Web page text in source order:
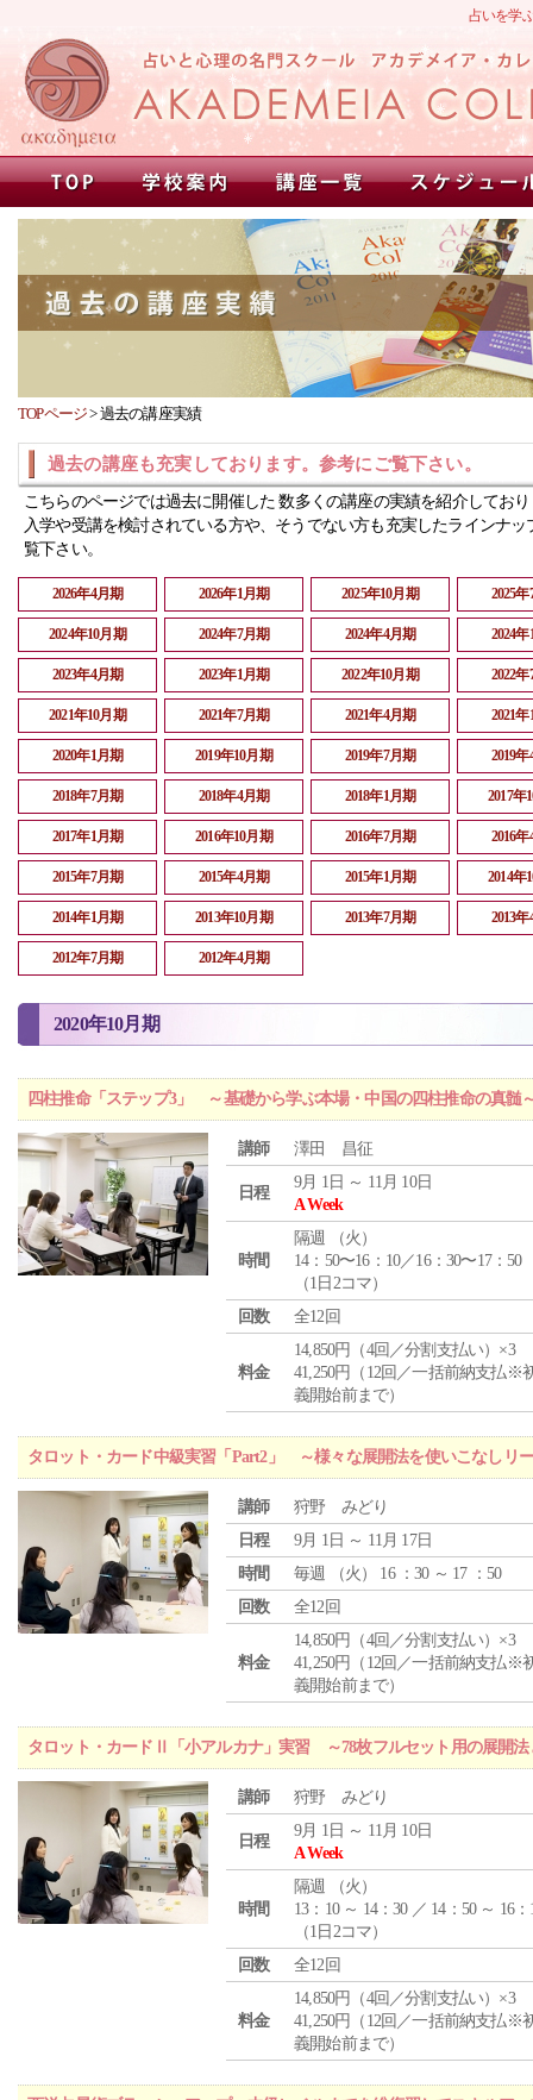
占いを学
TOPページ>過去の講座実績
過去の講座も充実しております。参考にご覧下さい。
こちらのページでは過去に開催した 数多くの講座の実績を紹介してお
入学や受講を検討されている方や、そうでない方も充実したラインナッ
覧下さい。
2026年4月期 2026年1月期 2025年10月期 2025
2024年10月期 2024年7月期 2024年4月期 2024
2023年4月期 2023年1月期 2022年10月期 2022
2021年10月期 2021年7月期 2021年4月期 2021
2020年1月期 2019年10月期 2019年7月期 2019
2018年7月期 2018年4月期 2018年1月期 2017年
2017年1月期 2016年10月期 2016年7月期 2016
2015年7月期 2015年4月期 2015年1月期 2014年
2014年1月期 2013年10月期 2013年7月期 2013
2012年7月期 2012年4月期
2020年10月期
四柱推命「ステップ3」 ～基礎から学ぶ本場・中国の四柱推命の真髄
講師 澤田 昌征
日程
9月 1日 ～ 11月 10日
A Week
時間
隔週 （火 ）
14：50〜16：10／16：30〜17：50
（1日2コマ）
回数
全12回
料金
14,850円（4回／分割支払い）×3
41,250円（12回／一括前納支払※
義開始前まで）
タロット・カード中級実習「Part2」 ～様々な展開法を使いこなしリ
講師
狩野 みどり
日程
9月 1日 ～ 11月 17日
時間
毎週 （火 ） 16 ：30 ～ 17 ：50
回数
全12回
料金
14,850円（4回／分割支払い）×3
41,250円（12回／一括前納支払※
義開始前まで）
タロット・カードⅡ「小アルカナ」実習 ～78枚フルセット用の展開法
講師 狩野 みどり
日程
9月 1日 ～ 11月 10日
A Week
時間
隔週 （火 ）
13：10 ～ 14：30 ／ 14：50 ～ 16：
（1日2コマ）
回数
全12回
料金
14,850円（4回／分割支払い）×3
41,250円（12回／一括前納支払※
義開始前まで）